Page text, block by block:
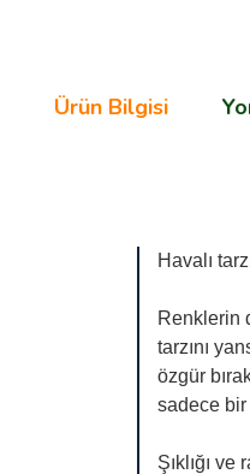
Ürün Bilgisi
Havalı
Renklerin
tarzını
özgür
sadece
Şıklığı